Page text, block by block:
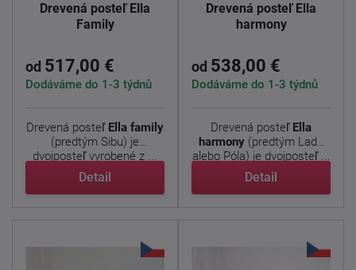
Drevená posteľ Ella
Family
od 517,00 €
Dodáváme do 1-3 týdnů
Drevená posteľ Ella family
(predtým Sibu) je
dvojposteľ vyrobené z ...
Detail
Drevená posteľ Ella
harmony
od 538,00 €
Dodáváme do 1-3 týdnů
Drevená posteľ Ella
harmony (predtým Lada
alebo Póla) je dvojposteľ ...
Detail